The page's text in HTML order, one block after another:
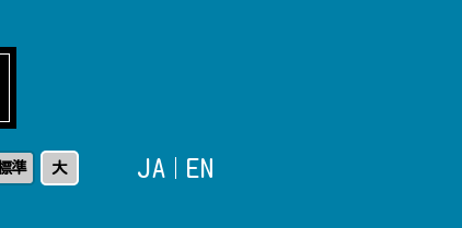
準 大 JA EN